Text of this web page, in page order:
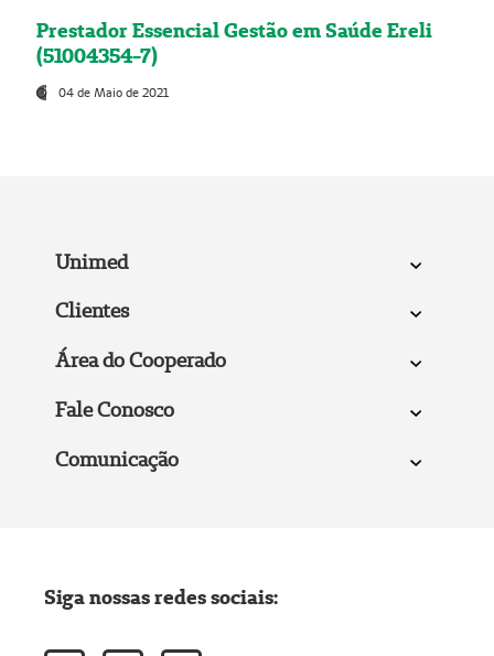
Prestador Essencial Gestão em Saúde Ereli
(51004354-7)
04 de Maio de 2021
Unimed
Clientes
Área do Cooperado
Fale Conosco
Comunicação
Siga nossas redes sociais: